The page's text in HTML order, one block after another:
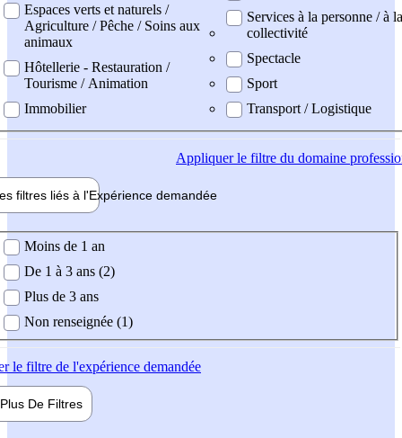
Espaces verts et naturels /
Agriculture / Pêche / Soins aux
animaux
Hôtellerie - Restauration /
Tourisme / Animation
Immobilier
Services à la personne / à la
collectivité
Spectacle
Sport
Transport / Logistique
Appliquerle filtre du domaine
filtres liés à l'Expérience demandée
demandée
Moins de 1 an
De 1 à 3 ans (2)
Plus de 3 ans
Non renseignée (1)
le filtre de l'expérience demandée
Plus De Filtres